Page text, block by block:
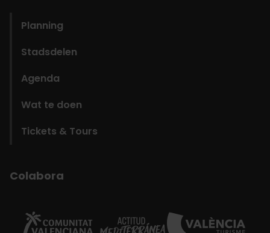
Planning
Stadsdelen
Agenda
Wat te doen
Tickets & Tours
Colabora